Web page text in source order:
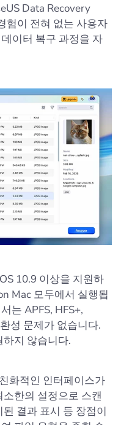
Data Recovery
험이 전혀 없는 사용자
이터 복구 과정을 자
10.9 이상을 지원하
Mac 모두에서 실행됩
는 APFS, HFS+,
성 문제가 없습니다.
지 않습니다.
화적인 인터페이스가
한의 설정으로 스캔
결과 표시 등 장점이